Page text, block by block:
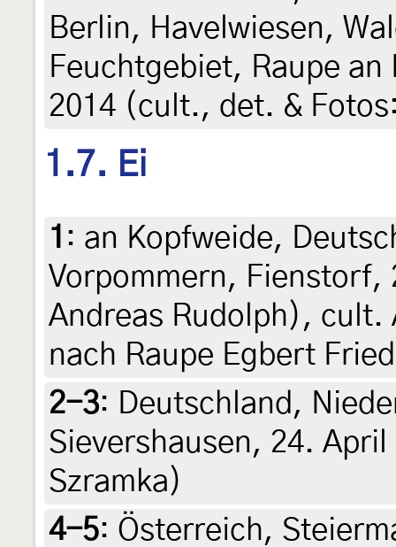
Berlin, Havelwiesen,
Feuchtgebiet, Raupe
2014 (cult., det. &
1.7. Ei
1 : an Kopfweide,
Vorpommern, Fienstorf,
Andreas Rudolph), cult.
nach Raupe Egbert
2-3: Deutschland,
Sievershausen, 24.
Szramka)
4-5: Österreich,